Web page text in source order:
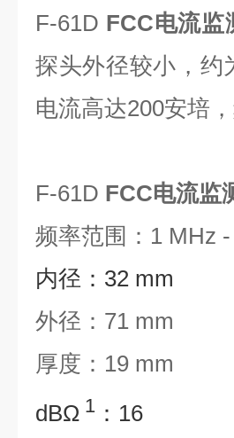
F-61D FCC电流监
探头外径较小，约
电流高达200安培
F-61D FCC电流监
频率范围：1 MHz
内径：32 mm
外径：71 mm
厚度：19 mm
dBΩ 1 ：16